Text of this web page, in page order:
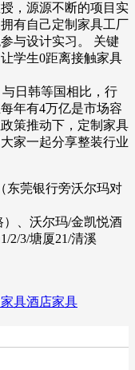
，源源不断的项目实
有自己定制家具工厂
与设计实习。 关键
学生0距离接触家具
日韩等国相比，行
年有4万亿是市场容
策推动下，定制家具
家一起分享整装行业
东莞银行旁沃尔玛对
）、沃尔玛/金凯悦酒
2/3/塘厦21/清溪
具酒店家具